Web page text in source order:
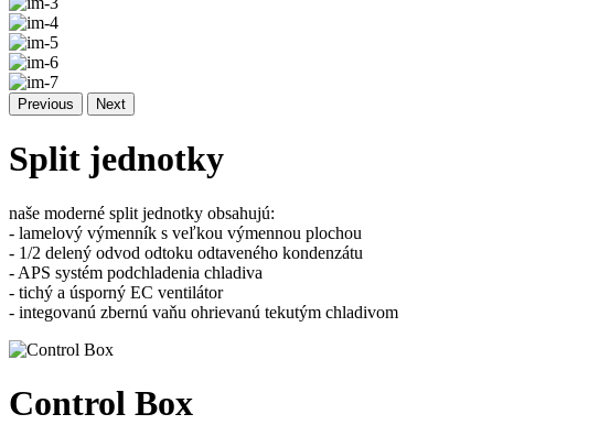
Previous Next
Split jednotky
naše moderné split jednotky obsahujú:
- lamelový výmenník s veľkou výmennou plochou
- 1/2 delený odvod odtoku odtaveného kondenzátu
- APS systém podchladenia chladiva
- tichý a úsporný EC ventilátor
- integovanú zbernú vaňu ohrievanú tekutým chladivom
Control Box